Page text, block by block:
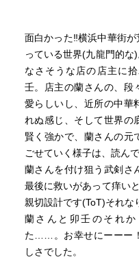
面白かった‼️横浜中華街
っている世界(九龍門的な
なさそうな店の店主に
壬。店主の蘭さんの、段
愛らしいし、近所の中華
れぬ感じ、そして世界の
賢く強かで、蘭さんの元
ごせていく様子は、読んで
蘭さんを付け狙う武剣さ
最後に救いがあって痒い
親切設計です(ToT)それな
蘭さんと卯壬のそれ
た……。お幸せにーーー
しさでした。